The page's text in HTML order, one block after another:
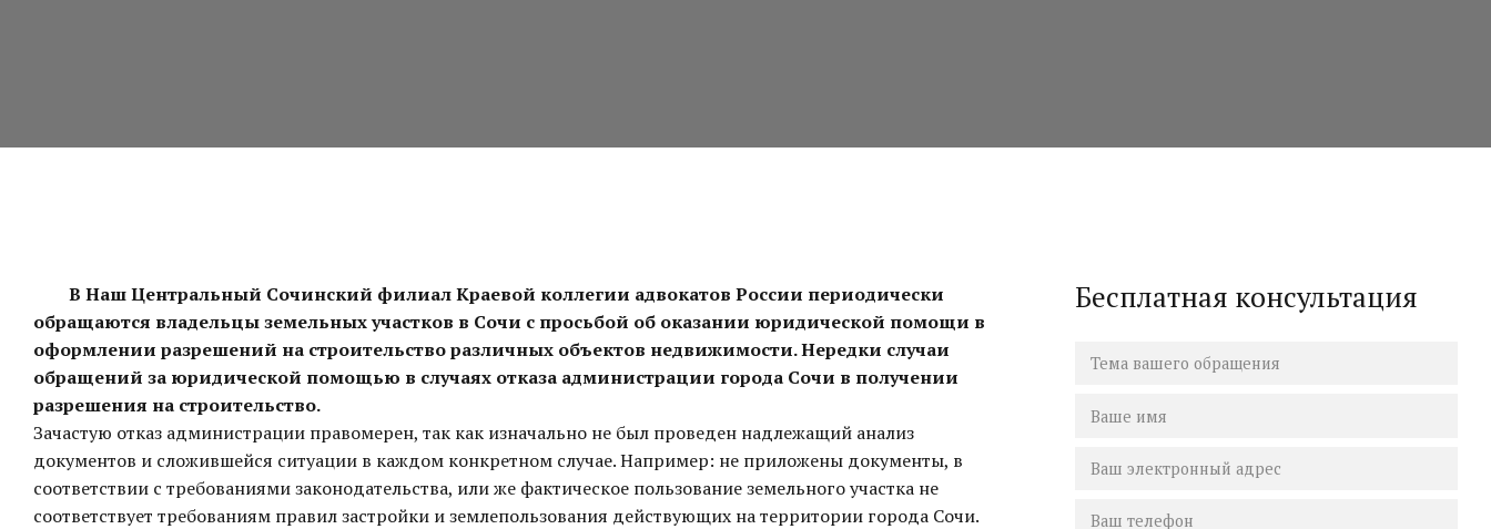
В Наш Центральный Сочинский филиал Краевой коллегии адвокатов России периодически
обращаются владельцы земельных участков в Сочи с просьбой об оказании юридической помощи в
оформлении разрешений на строительство различных объектов недвижимости. Нередки случаи
обращений за юридической помощью в случаях отказа администрации города Сочи в получении
разрешения на строительство.
Зачастую отказ администрации правомерен, так как изначально не был проведен надлежащий анализ
документов и сложившейся ситуации в каждом конкретном случае. Например: не приложены документы, в
соответствии с требованиями законодательства, или же фактическое пользование земельного участка не
соответствует требованиям правил застройки и землепользования действующих на территории города Сочи.
Бесплатная консультация